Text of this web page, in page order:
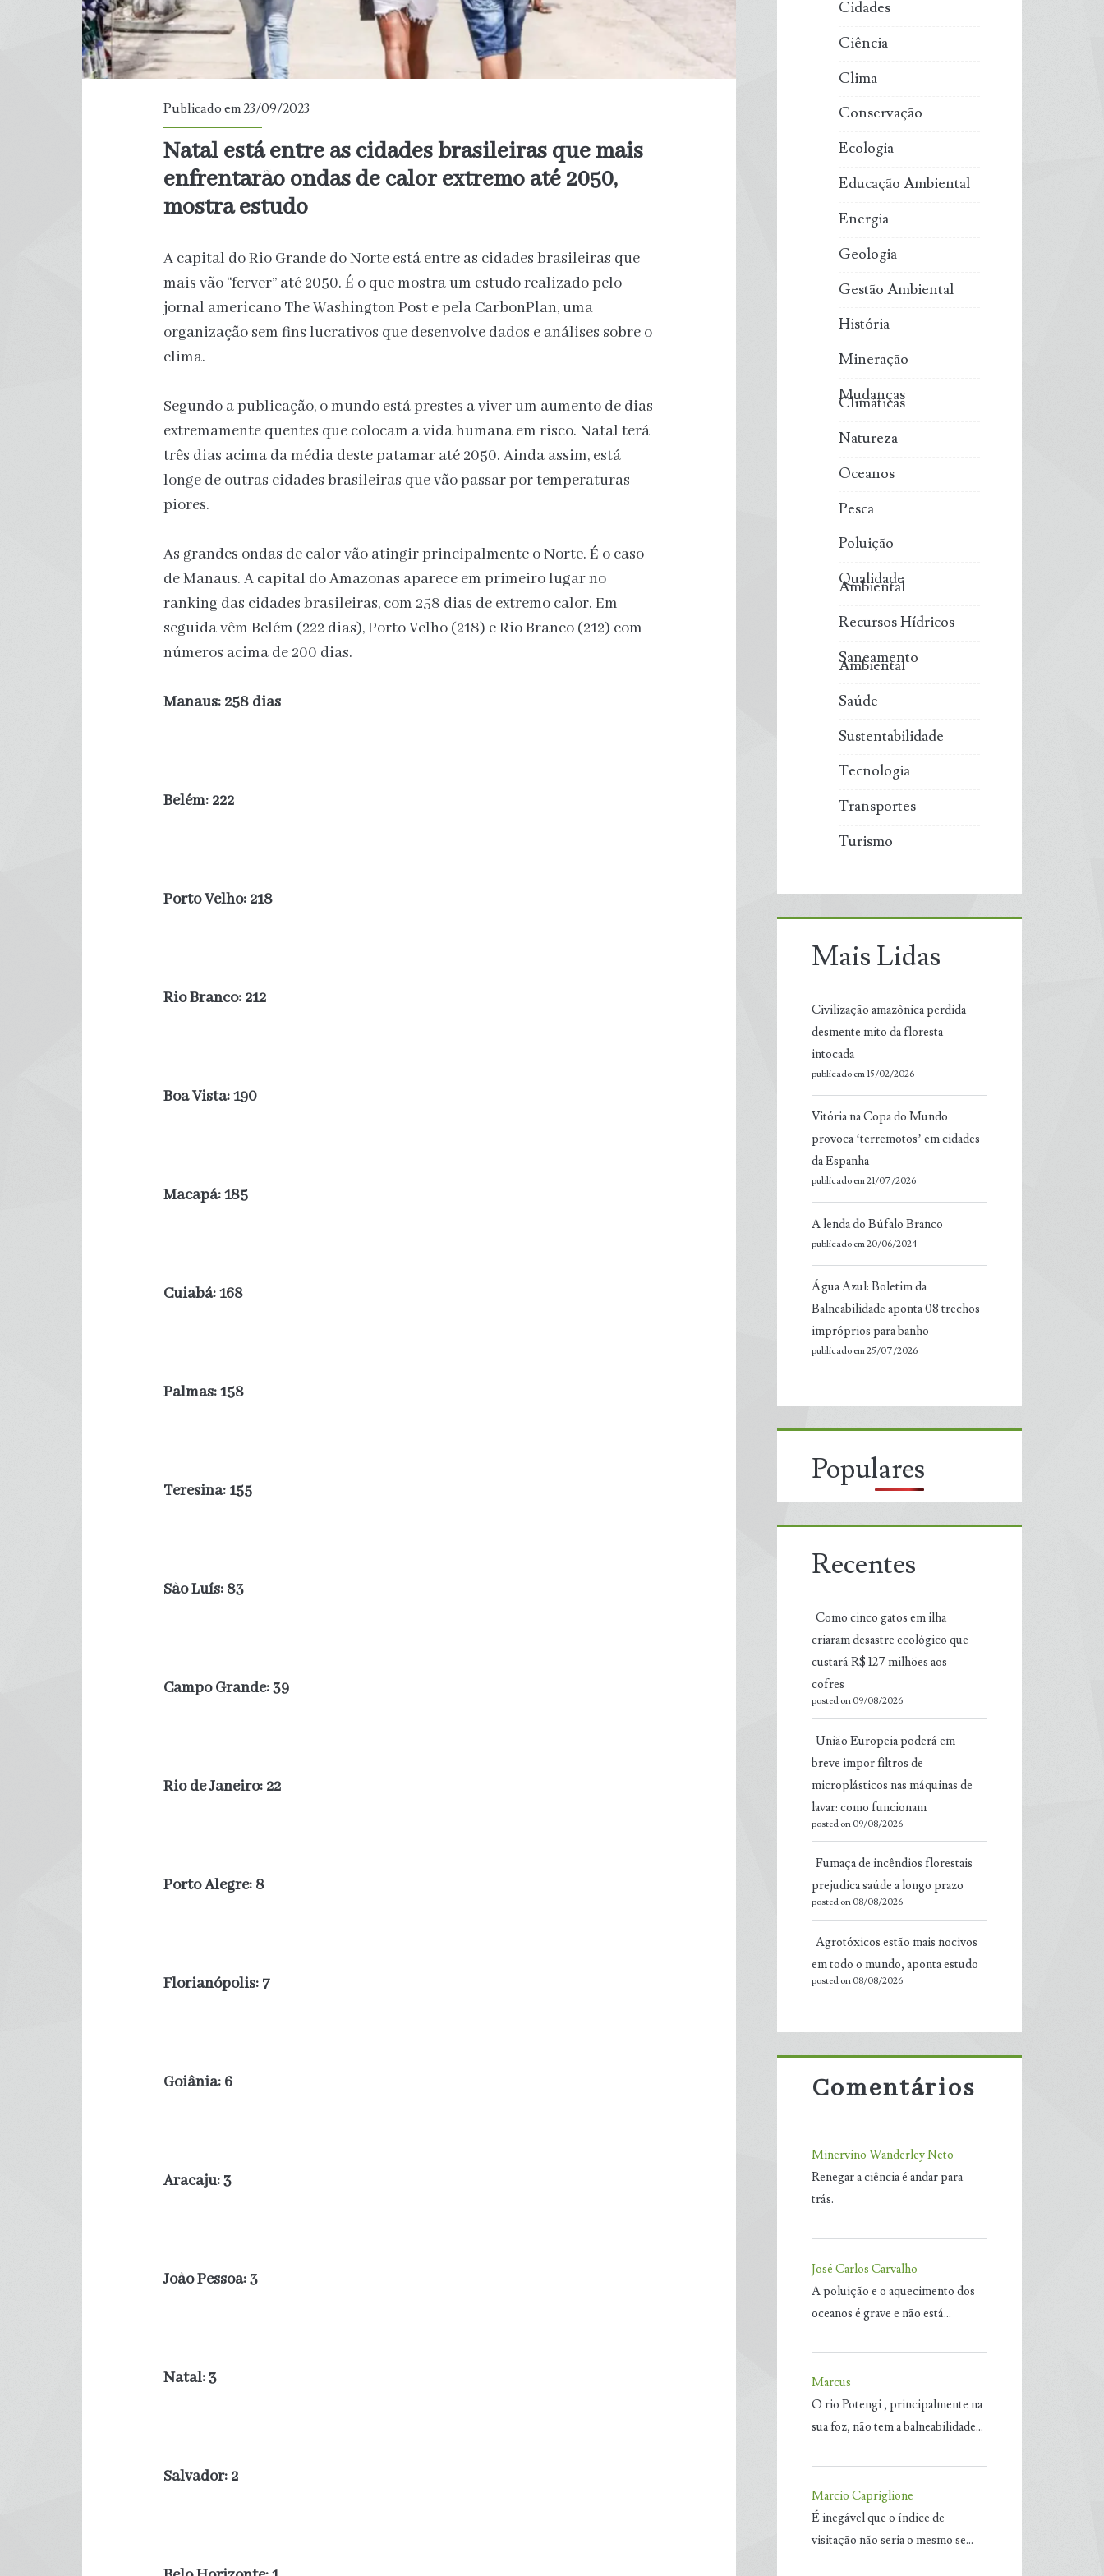
Publicado em 23/09/2023
Natal está entre as cidades brasileiras que mais
enfrentarão ondas de calor extremo até 2050,
mostra estudo
A capital do Rio Grande do Norte está entre as cidades brasileiras que
mais vão “ferver” até 2050. É o que mostra um estudo realizado pelo
jornal americano The Washington Post e pela CarbonPlan, uma
organização sem fins lucrativos que desenvolve dados e análises sobre o
clima.
Segundo a publicação, o mundo está prestes a viver um aumento de dias
extremamente quentes que colocam a vida humana em risco. Natal terá
três dias acima da média deste patamar até 2050. Ainda assim, está
longe de outras cidades brasileiras que vão passar por temperaturas
piores.
As grandes ondas de calor vão atingir principalmente o Norte. É o caso
de Manaus. A capital do Amazonas aparece em primeiro lugar no
ranking das cidades brasileiras, com 258 dias de extremo calor. Em
seguida vêm Belém (222 dias), Porto Velho (218) e Rio Branco (212) com
números acima de 200 dias.
Manaus: 258 dias
Belém: 222
Porto Velho: 218
Rio Branco: 212
Boa Vista: 190
Macapá: 185
Cuiabá: 168
Palmas: 158
Teresina: 155
São Luís: 83
Campo Grande: 39
Rio de Janeiro: 22
Porto Alegre: 8
Florianópolis: 7
Goiânia: 6
Aracaju: 3
João Pessoa: 3
Natal: 3
Salvador: 2
Cidades
Ciência
Clima
Conservação
Ecologia
Educação Ambiental
Energia
Geologia
Gestão Ambiental
História
Mineração
Mudanças
Climáticas
Natureza
Oceanos
Pesca
Poluição
Qualidade
Ambiental
Recursos Hídricos
Saneamento
Ambiental
Saúde
Sustentabilidade
Tecnologia
Transportes
Turismo
Mais Lidas
Civilização amazônica perdida
desmente mito da floresta
intocada
publicado em 15/02/2026
Vitória na Copa do Mundo
provoca ‘terremotos’ em cidades
da Espanha
publicado em 21/07/2026
A lenda do Búfalo Branco
publicado em 20/06/2024
Água Azul: Boletim da
Balneabilidade aponta 08 trechos
impróprios para banho
publicado em 25/07/2026
Populares
Recentes
Como cinco gatos em ilha
criaram desastre ecológico que
custará R$ 127 milhões aos
cofres
posted on 09/08/2026
União Europeia poderá em
breve impor filtros de
microplásticos nas máquinas de
lavar: como funcionam
posted on 09/08/2026
Fumaça de incêndios florestais
prejudica saúde a longo prazo
posted on 08/08/2026
Agrotóxicos estão mais nocivos
em todo o mundo, aponta estudo
posted on 08/08/2026
Comentários
Minervino Wanderley Neto
Renegar a ciência é andar para
trás.
José Carlos Carvalho
A poluição e o aquecimento dos
oceanos é grave e não está…
Marcus
O rio Potengi , principalmente na
sua foz, não tem a balneabilidade…
Marcio Capriglione
É inegável que o índice de
visitação não seria o mesmo se…